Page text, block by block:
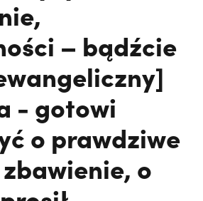
– bądźcie
- gotowi
o prawdziwe
o